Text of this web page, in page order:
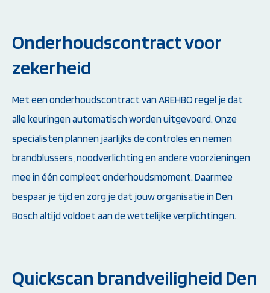
Onderhoudscontract voor
zekerheid
Met een onderhoudscontract van AREHBO regel je dat
alle keuringen automatisch worden uitgevoerd. Onze
specialisten plannen jaarlijks de controles en nemen
brandblussers, noodverlichting en andere voorzieningen
mee in één compleet onderhoudsmoment. Daarmee
bespaar je tijd en zorg je dat jouw organisatie in Den
Bosch altijd voldoet aan de wettelijke verplichtingen.
Quickscan brandveiligheid Den